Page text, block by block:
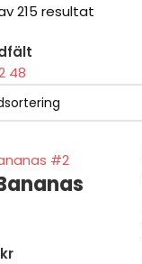
215 resultat
48
kr